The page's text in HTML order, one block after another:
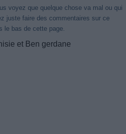
voyez que quelque chose va mal ou qui
juste faire des commentaires sur ce
le bas de cette page.
et Ben gerdane